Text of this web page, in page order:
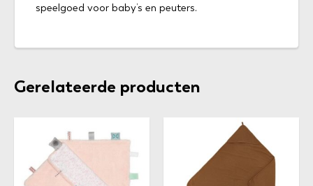
speelgoed voor baby’s en peuters.
Gerelateerde producten